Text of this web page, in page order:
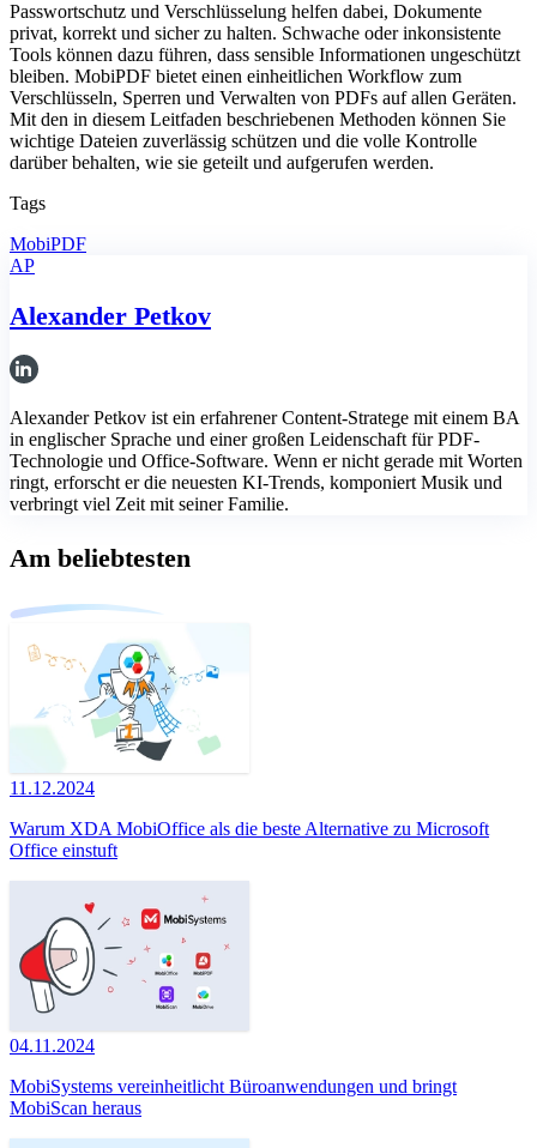
Passwortschutz und Verschlüsselung helfen dabei, Dokumente
privat, korrekt und sicher zu halten. Schwache oder inkonsistente
Tools können dazu führen, dass sensible Informationen ungeschützt
bleiben. MobiPDF bietet einen einheitlichen Workflow zum
Verschlüsseln, Sperren und Verwalten von PDFs auf allen Geräten.
Mit den in diesem Leitfaden beschriebenen Methoden können Sie
wichtige Dateien zuverlässig schützen und die volle Kontrolle
darüber behalten, wie sie geteilt und aufgerufen werden.
Tags
MobiPDF
AP
Alexander Petkov
Alexander Petkov ist ein erfahrener Content-Stratege mit einem BA
in englischer Sprache und einer großen Leidenschaft für PDF-
Technologie und Office-Software. Wenn er nicht gerade mit Worten
ringt, erforscht er die neuesten KI-Trends, komponiert Musik und
verbringt viel Zeit mit seiner Familie.
Am beliebtesten
11.12.2024
Warum XDA MobiOffice als die beste Alternative zu Microsoft
Office einstuft
04.11.2024
MobiSystems vereinheitlicht Büroanwendungen und bringt
MobiScan heraus